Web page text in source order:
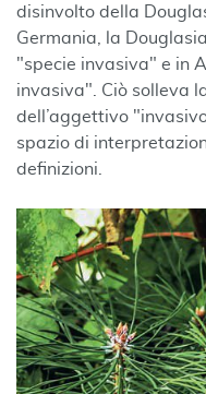
disinvolto della
Germania, la
"specie invasiva" e in
invasiva". Ciò solleva
dell’aggettivo
spazio di
definizioni.